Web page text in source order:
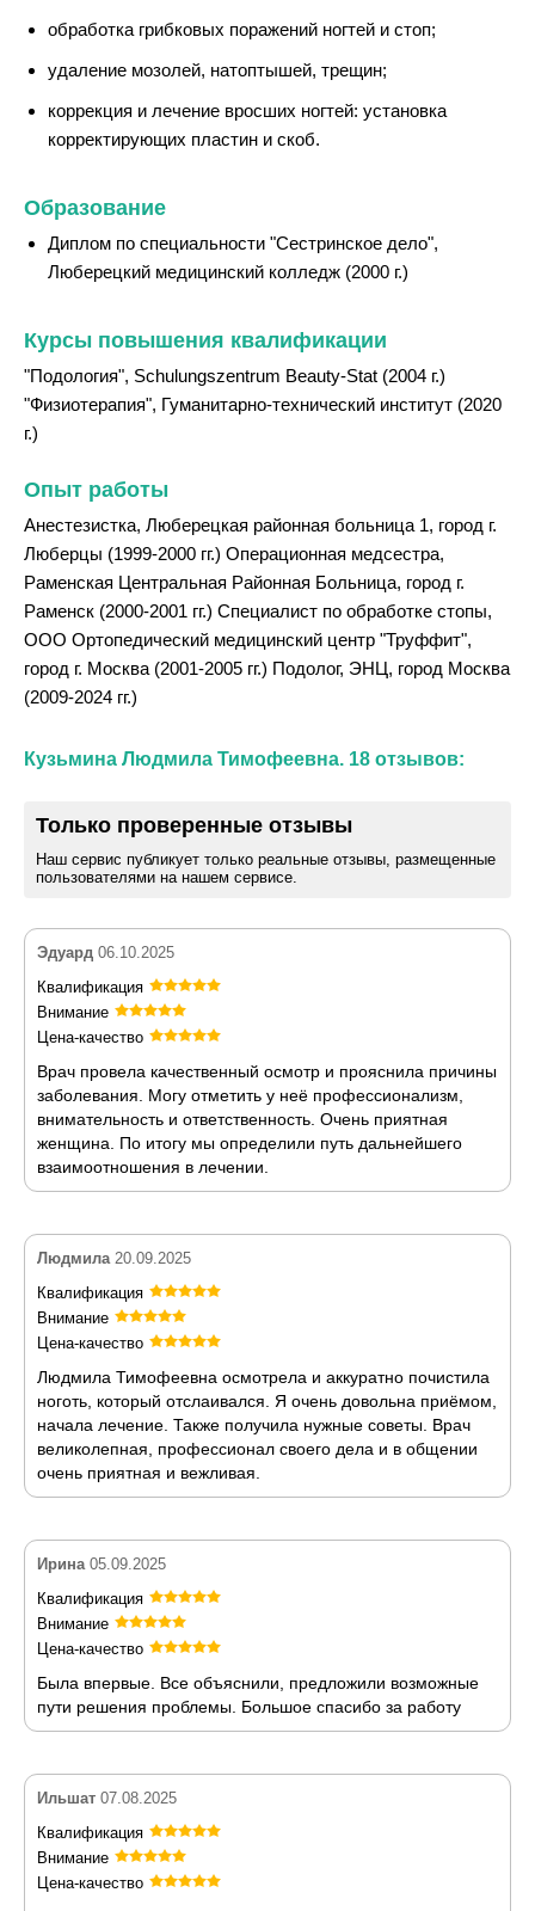
обработка грибковых поражений ногтей и стоп;
удаление мозолей, натоптышей, трещин;
коррекция и лечение вросших ногтей: установка
корректирующих пластин и скоб.
Образование
Диплом по специальности "Сестринское дело",
Люберецкий медицинский колледж (2000 г.)
Курсы повышения квалификации
"Подология", Schulungszentrum Beauty-Stat (2004 г.)
"Физиотерапия", Гуманитарно-технический институт (2020
г.)
Опыт работы
Анестезистка, Люберецкая районная больница 1, город г.
Люберцы (1999-2000 гг.) Операционная медсестра,
Раменская Центральная Районная Больница, город г.
Раменск (2000-2001 гг.) Специалист по обработке стопы,
ООО Ортопедический медицинский центр "Труффит",
город г. Москва (2001-2005 гг.) Подолог, ЭНЦ, город Москва
(2009-2024 гг.)
Кузьмина Людмила Тимофеевна. 18 отзывов:
Только проверенные отзывы
Наш сервис публикует только реальные отзывы, размещенные
пользователями на нашем сервисе.
Эдуард 06.10.2025
Квалификация
Внимание
Цена-качество
Врач провела качественный осмотр и прояснила причины
заболевания. Могу отметить у неё профессионализм,
внимательность и ответственность. Очень приятная
женщина. По итогу мы определили путь дальнейшего
взаимоотношения в лечении.
Людмила 20.09.2025
Квалификация
Внимание
Цена-качество
Людмила Тимофеевна осмотрела и аккуратно почистила
ноготь, который отслаивался. Я очень довольна приёмом,
начала лечение. Также получила нужные советы. Врач
великолепная, профессионал своего дела и в общении
очень приятная и вежливая.
Ирина 05.09.2025
Квалификация
Внимание
Цена-качество
Была впервые. Все объяснили, предложили возможные
пути решения проблемы. Большое спасибо за работу
Ильшат 07.08.2025
Квалификация
Внимание
Цена-качество